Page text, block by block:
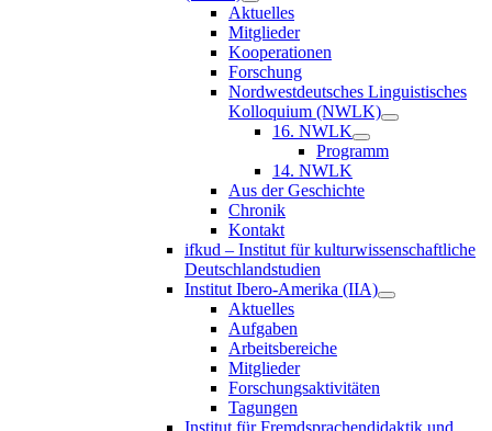
Aktuelles
Mitglieder
Kooperationen
Forschung
Nordwestdeutsches Linguistisches
Kolloquium (NWLK)
16. NWLK
Programm
14. NWLK
Aus der Geschichte
Chronik
Kontakt
ifkud – Institut für kulturwissenschaftliche
Deutschlandstudien
Institut Ibero-Amerika (IIA)
Aktuelles
Aufgaben
Arbeitsbereiche
Mitglieder
Forschungsaktivitäten
Tagungen
Institut für Fremdsprachendidaktik und